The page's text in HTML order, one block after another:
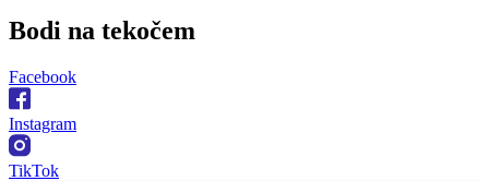
Bodi na tekočem
Facebook
Instagram
TikTok